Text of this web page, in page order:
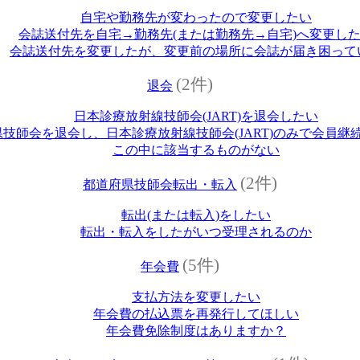
自宅や勤務先が変わったので変更したい
会誌送付先を自宅→勤務先(または勤務先→自宅)へ変更し
会誌送付先を変更したが、変更前の場所に会誌が届き困って
退会 (2件)
日本診療放射線技師会(JART)を退会したい
師会を退会し、日本診療放射線技師会(JART)のみで会員継
この中に該当するものがない
都道府県技師会転出・転入 (2件)
転出(または転入)をしたい
転出・転入をしたがいつ受理されるのか
年会費 (5件)
支払方法を変更したい
年会費の払込票を再発行してほしい
年会費免除制度はありますか？